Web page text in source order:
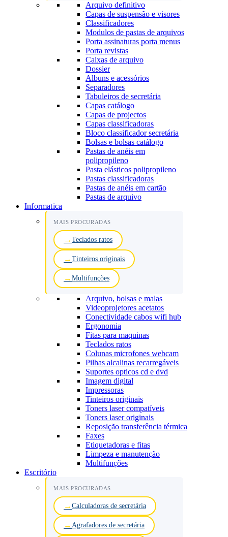
Arquivo definitivo
Capas de suspensão e visores
Classificadores
Modulos de pastas de arquivos
Porta assinaturas porta menus
Porta revistas
Caixas de arquivo
Dossier
Albuns e acessórios
Separadores
Tabuleiros de secretária
Capas catálogo
Capas de projectos
Capas classificadoras
Bloco classificador secretária
Bolsas e bolsas catálogo
Pastas de anéis em
polipropileno
Pasta elásticos polipropileno
Pastas classificadoras
Pastas de anéis em cartão
Pastas de arquivo
Informatica
MAIS PROCURADAS
Teclados ratos
Tinteiros originais
Multifunções
Arquivo, bolsas e malas
Videoprojetores acetatos
Conectividade cabos wifi hub
Ergonomia
Fitas para maquinas
Teclados ratos
Colunas microfones webcam
Pilhas alcalinas recarregáveis
Suportes opticos cd e dvd
Imagem digital
Impressoras
Tinteiros originais
Toners laser compatíveis
Toners laser originais
Reposição transferência térmica
Faxes
Etiquetadoras e fitas
Limpeza e manutenção
Multifunções
Escritório
MAIS PROCURADAS
Calculadoras de secretária
Agrafadores de secretária